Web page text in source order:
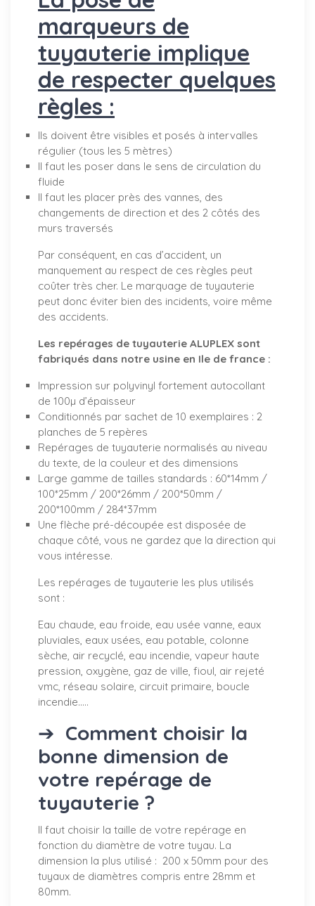
marqueurs de
tuyauterie implique
de respecter quelques
règles :
Ils doivent être visibles et posés à intervalles
régulier (tous les 5 mètres)
Il faut les poser dans le sens de circulation du
fluide
Il faut les placer près des vannes, des
changements de direction et des 2 côtés des
murs traversés
Par conséquent, en cas d’accident, un
manquement au respect de ces règles peut
coûter très cher. Le marquage de tuyauterie
peut donc éviter bien des incidents, voire même
des accidents.
Les repérages de tuyauterie ALUPLEX sont
fabriqués dans notre usine en Ile de france :
Impression sur polyvinyl fortement autocollant
de 100µ d’épaisseur
Conditionnés par sachet de 10 exemplaires : 2
planches de 5 repères
Repérages de tuyauterie normalisés au niveau
du texte, de la couleur et des dimensions
Large gamme de tailles standards : 60*14mm /
100*25mm / 200*26mm / 200*50mm /
200*100mm / 284*37mm
Une flèche pré-découpée est disposée de
chaque côté, vous ne gardez que la direction qui
vous intéresse.
Les repérages de tuyauterie les plus utilisés
sont :
Eau chaude, eau froide, eau usée vanne, eaux
pluviales, eaux usées, eau potable, colonne
sèche, air recyclé, eau incendie, vapeur haute
pression, oxygène, gaz de ville, fioul, air rejeté
vmc, réseau solaire, circuit primaire, boucle
incendie.....
➔ Comment choisir la
bonne dimension de
votre repérage de
tuyauterie ?
Il faut choisir la taille de votre repérage en
fonction du diamètre de votre tuyau. La
dimension la plus utilisé : 200 x 50mm pour des
tuyaux de diamètres compris entre 28mm et
80mm.